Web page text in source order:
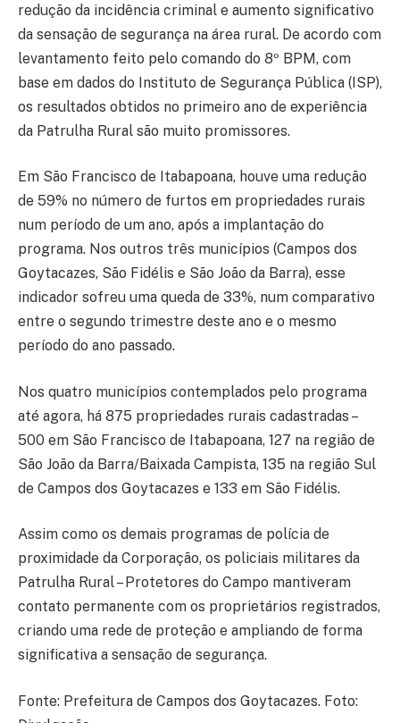
redução da incidência criminal e aumento significativo
da sensação de segurança na área rural. De acordo com
levantamento feito pelo comando do 8º BPM, com
base em dados do Instituto de Segurança Pública (ISP),
os resultados obtidos no primeiro ano de experiência
da Patrulha Rural são muito promissores.
Em São Francisco de Itabapoana, houve uma redução
de 59% no número de furtos em propriedades rurais
num período de um ano, após a implantação do
programa. Nos outros três municípios (Campos dos
Goytacazes, São Fidélis e São João da Barra), esse
indicador sofreu uma queda de 33%, num comparativo
entre o segundo trimestre deste ano e o mesmo
período do ano passado.
Nos quatro municípios contemplados pelo programa
até agora, há 875 propriedades rurais cadastradas –
500 em São Francisco de Itabapoana, 127 na região de
São João da Barra/Baixada Campista, 135 na região Sul
de Campos dos Goytacazes e 133 em São Fidélis.
Assim como os demais programas de polícia de
proximidade da Corporação, os policiais militares da
Patrulha Rural – Protetores do Campo mantiveram
contato permanente com os proprietários registrados,
criando uma rede de proteção e ampliando de forma
significativa a sensação de segurança.
Fonte: Prefeitura de Campos dos Goytacazes. Foto: